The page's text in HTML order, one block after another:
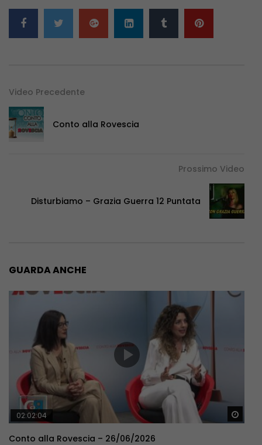
Video Precedente
Conto alla Rovescia
Prossimo Video
Disturbiamo – Grazia Guerra 12 Puntata
GUARDA ANCHE
02:02:04
Conto alla Rovescia – 26/06/2026